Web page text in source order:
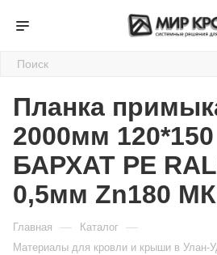
Планка
2000мм
БАРХАТ PE
0,5мм Zn180 МК
Главная — Каталог —
Материалы для кровли и крыши в Улан-